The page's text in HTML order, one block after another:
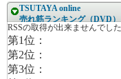
TSUTAYA online
売れ筋ランキング（DVD）